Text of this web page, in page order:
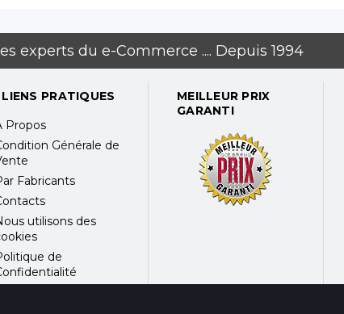
experts du e-Commerce .... Depuis 1994
LIENS PRATIQUES
Propos
Générale de
Fabricants
utilisons des
de
MEILLEUR PRIX
GARANTI